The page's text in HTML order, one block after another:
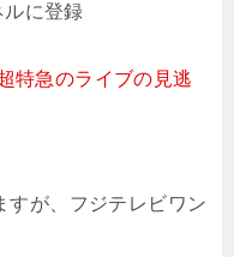
に登録
特急のライブの見逃
すが、フジテレビワン